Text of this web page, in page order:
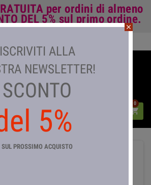
per ordini di almeno
DEL 5% sul primo ordine.

0
close
ISCRIVITI ALLA
NEWSLETTER!
SCONTO
5%
SUL PROSSIMO ACQUISTO